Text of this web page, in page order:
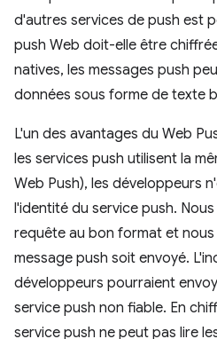
d'autres services de push est
push Web doit-elle être
natives, les messages push
données sous forme de texte
L'un des avantages du Web
les services push utilisent la
Web Push), les développeurs
l'identité du service push.
requête au bon format et
message push soit envoyé.
développeurs pourraient
service push non fiable. En
service push ne peut pas lire